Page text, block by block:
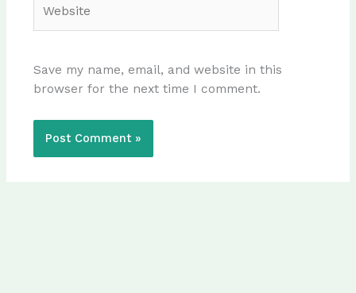
Save my name, email, and website in this
browser for the next time I comment.